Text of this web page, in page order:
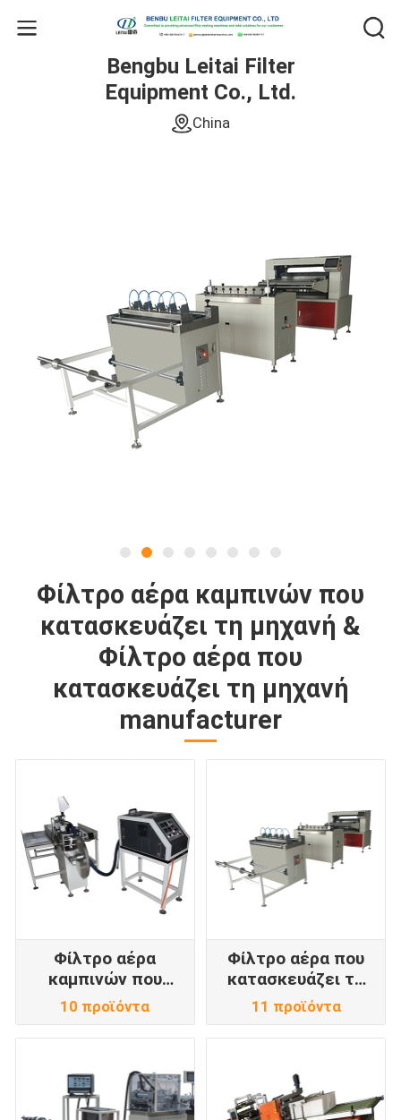
Bengbu Leitai Filter
Equipment Co., Ltd.
China
Φίλτρο αέρα καμπινών που
κατασκευάζει τη μηχανή &
Φίλτρο αέρα που
κατασκευάζει τη μηχανή
manufacturer
Φίλτρο αέρα
καμπινών που
κατασκευάζει τη
μηχανή
10 προϊόντα
Φίλτρο αέρα που
κατασκευάζει τη
μηχανή
11 προϊόντα